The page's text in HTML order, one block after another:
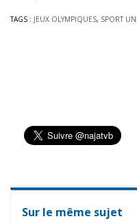
TAGS : JEUX OLYMPIQUES, SPORT
Sur le même sujet